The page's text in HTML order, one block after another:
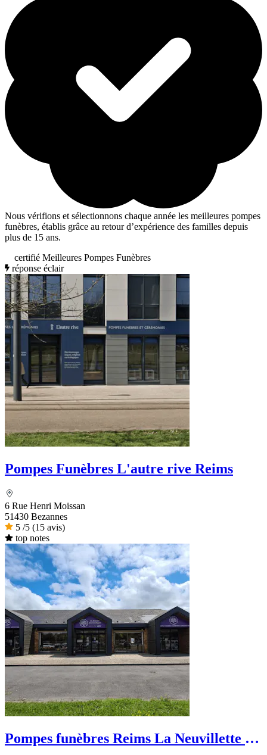
Nous vérifions et sélectionnons chaque année les meilleures pompes
funèbres, établis grâce au retour d’expérience des familles depuis
plus de 15 ans.
certifié Meilleures Pompes Funèbres
réponse éclair
Pompes Funèbres L'autre rive Reims
6 Rue Henri Moissan
51430 Bezannes
5 /5 (15 avis)
top notes
Pompes funèbres Reims La Neuvillette -